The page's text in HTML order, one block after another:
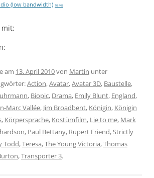
(low bandwidth) 10 MB
mit:
am 13. April 2010von Martin unter
Action,Avatar,Avatar 3D, Baustelle,
, Biopic, Drama, Emily Blunt, England,
Marc Vallée, Jim Broadbent, Königin, Königin
, Körpersprache, Kostümfilm, Lie to me, Mark
, Paul Bettany, Rupert Friend,Strictly
Todd,Teresa,The Young Victoria,Thomas
,Transporter 3.